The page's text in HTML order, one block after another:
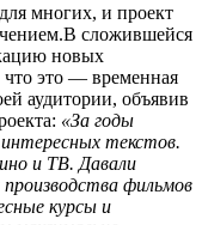
многих, и проект
В сложившейся
новых
что это — временная
аудитории, объявив
«За годы
текстов.
и ТВ. Давали
фильмов
курсы и